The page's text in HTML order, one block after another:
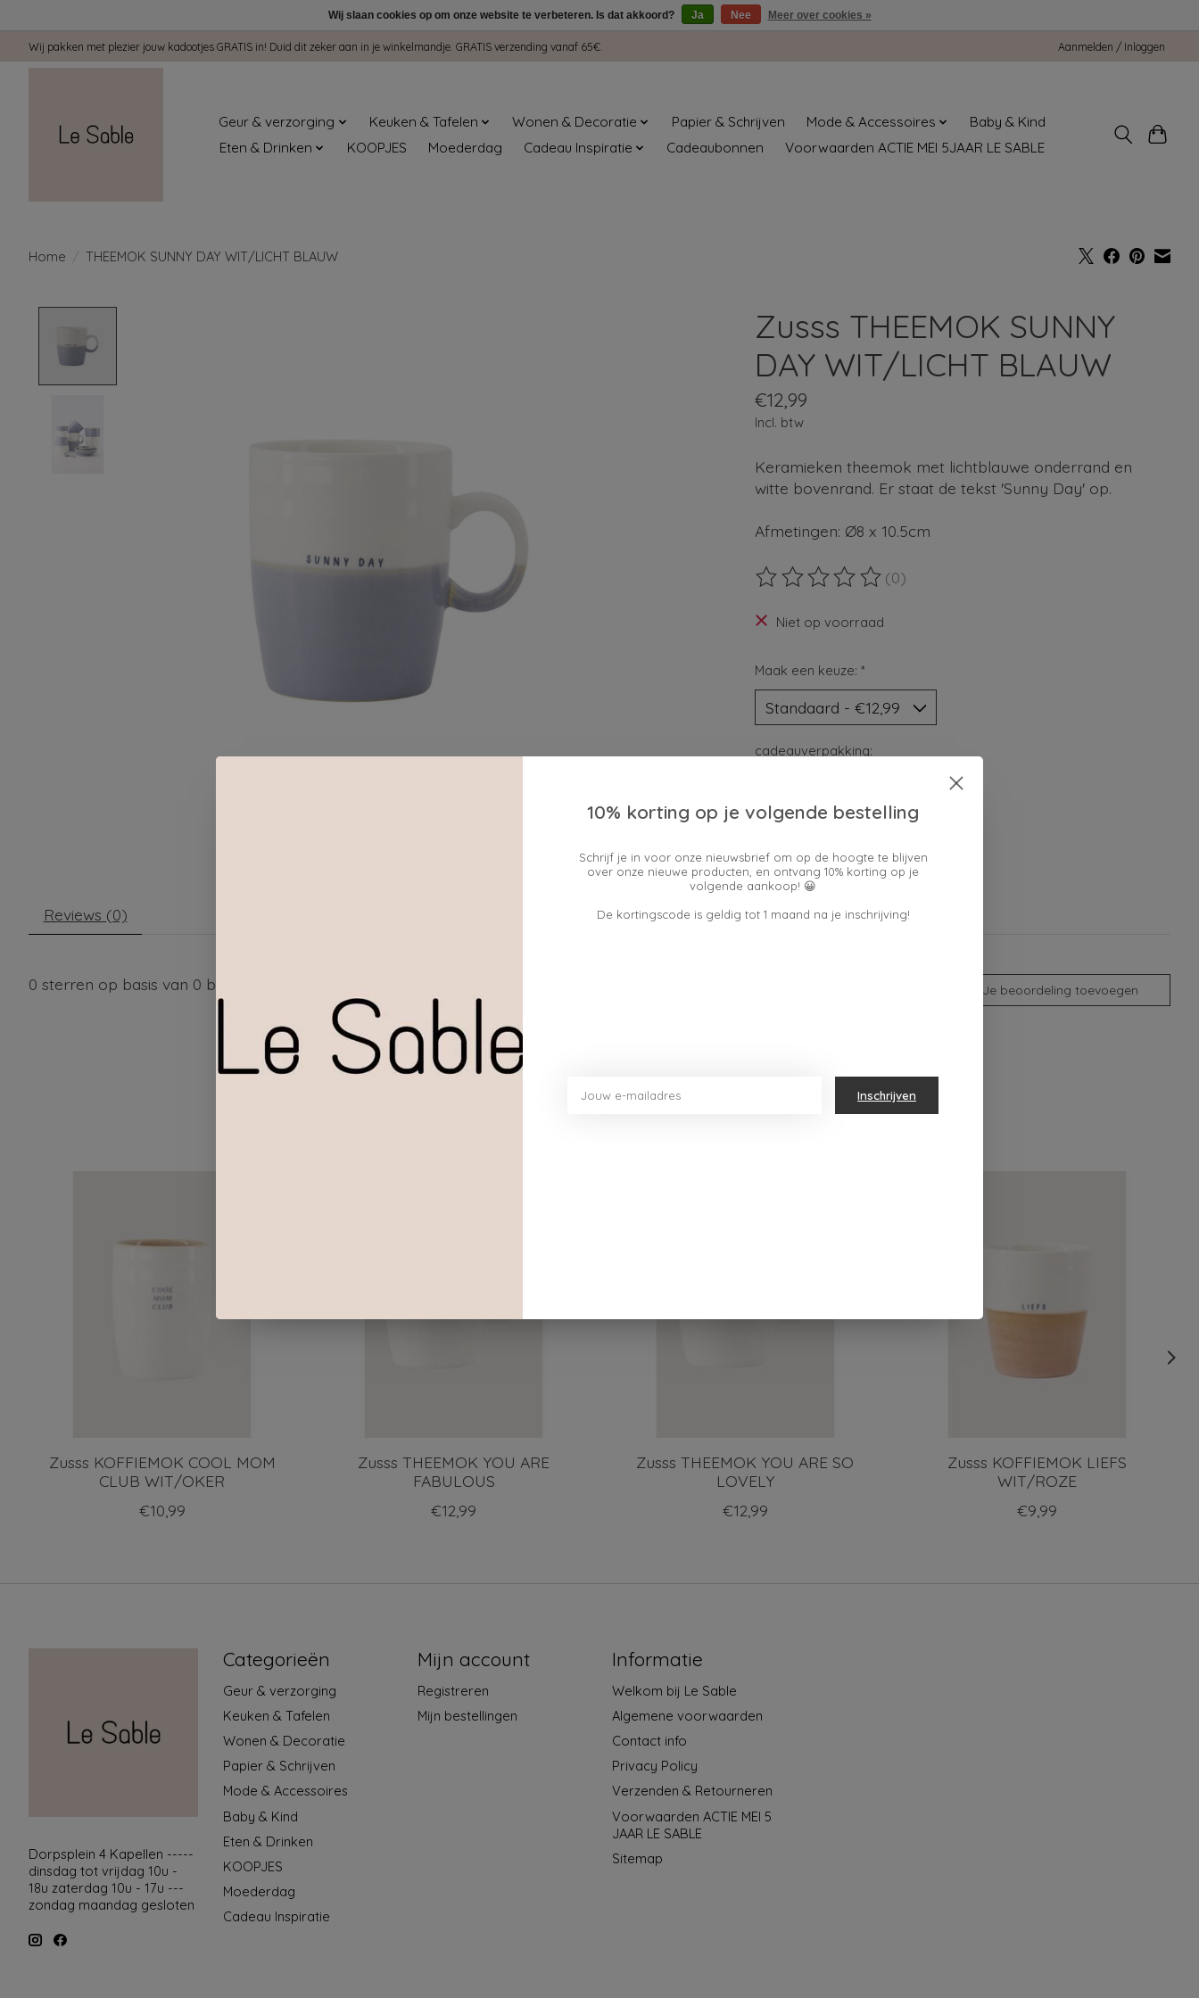
Wij pakken met plezier jouw kadootjes GRATIS in! Duid dit zeker aan in je winkelmandje. GRATIS verzending vanaf 65€. Aanmelden / Inloggen
Geur & verzorging Keuken & Tafelen Wonen & Decoratie Papier & Schrijven Mode & Accessoires
Baby & Kind
Eten & Drinken
KOOPJES Moederdag Cadeau Inspiratie Cadeaubonnen Voorwaarden ACTIE MEI 5JAAR LE SABLE
Home / THEEMOK SUNNY DAY WIT/LICHT BLAUW
Zusss THEEMOK SUNNY
DAY WIT/LICHT BLAUW
€12,99
Incl. btw
Keramieken theemok met lichtblauwe onderrand en
witte bovenrand. Er staat de tekst 'Sunny Day' op.
Afmetingen: Ø8 x 10.5cm
De beoordeling van dit product is
(0)
Niet op voorraad
Maak een keuze: *
cadeauverpakking:
Reviews (0)
0 sterren op basis van 0 beoordelingen Je beoordeling toevoegen
Zusss KOFFIEMOK COOL MOM
CLUB WIT/OKER
€10,99
Zusss THEEMOK YOU ARE
FABULOUS
€12,99
Zusss THEEMOK YOU ARE SO
LOVELY
€12,99
Zusss KOFFIEMOK LIEFS
WIT/ROZE
€9,99
Dorpsplein 4 Kapellen -----
dinsdag tot vrijdag 10u -
18u zaterdag 10u - 17u ---
zondag maandag gesloten
Categorieën
Geur & verzorging
Keuken & Tafelen
Wonen & Decoratie
Papier & Schrijven
Mode & Accessoires
Baby & Kind
Eten & Drinken
KOOPJES
Moederdag
Cadeau Inspiratie
Mijn account
Registreren
Mijn bestellingen
Informatie
Welkom bij Le Sable
Algemene voorwaarden
Contact info
Privacy Policy
Verzenden & Retourneren
Voorwaarden ACTIE MEI 5
JAAR LE SABLE
Sitemap
Wij slaan cookies op om onze website te verbeteren. Is dat akkoord? Ja Nee Meer over cookies »
10% korting op je volgende bestelling
Schrijf je in voor onze nieuwsbrief om op de hoogte te blijven
over onze nieuwe producten, en ontvang 10% korting op je
volgende aankoop! 😀
De kortingscode is geldig tot 1 maand na je inschrijving!
Inschrijven